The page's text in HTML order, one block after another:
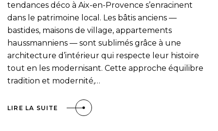
tendances déco à Aix-en-Provence s’enracinent
dans le patrimoine local. Les bâtis anciens —
bastides, maisons de village, appartements
haussmanniens — sont sublimés grâce à une
architecture d’intérieur qui respecte leur histoire
tout en les modernisant. Cette approche équilibre
tradition et modernité,…
LIRE LA SUITE